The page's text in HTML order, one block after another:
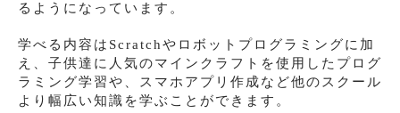
るようになっています。
学べる内容はScratchやロボットプログラミングに加
え、子供達に人気のマインクラフトを使用したプログ
ラミング学習や、スマホアプリ作成など他のスクール
より幅広い知識を学ぶことができます。